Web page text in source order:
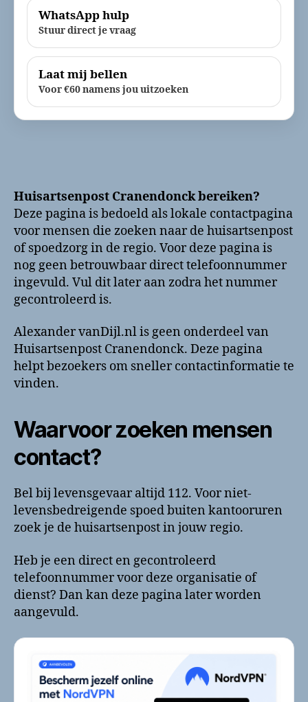
WhatsApp hulp
Stuur direct je vraag
Laat mij bellen
Voor €60 namens jou uitzoeken
Huisartsenpost Cranendonck bereiken?
Deze pagina is bedoeld als lokale contactpagina
voor mensen die zoeken naar de huisartsenpost
of spoedzorg in de regio. Voor deze pagina is
nog geen betrouwbaar direct telefoonnummer
ingevuld. Vul dit later aan zodra het nummer
gecontroleerd is.
Alexander vanDijl.nl is geen onderdeel van
Huisartsenpost Cranendonck. Deze pagina
helpt bezoekers om sneller contactinformatie te
vinden.
Waarvoor zoeken mensen
contact?
Bel bij levensgevaar altijd 112. Voor niet-
levensbedreigende spoed buiten kantooruren
zoek je de huisartsenpost in jouw regio.
Heb je een direct en gecontroleerd
telefoonnummer voor deze organisatie of
dienst? Dan kan deze pagina later worden
aangevuld.